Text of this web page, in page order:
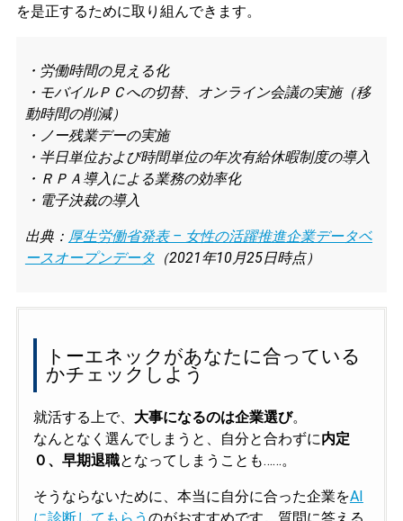
を是正するために取り組んできます。
・労働時間の見える化
・モバイルＰＣへの切替、オンライン会議の実施（移
動時間の削減）
・ノー残業デーの実施
・半日単位および時間単位の年次有給休暇制度の導入
・ＲＰＡ導入による業務の効率化
・電子決裁の導入
出典： 厚生労働省発表 – 女性の活躍推進企業データベ
ースオープンデータ（2021年10月25日時点）
トーエネックがあなたに合っている
かチェックしよう
就活する上で、 大事になるのは企業選び。
なんとなく選んでしまうと、自分と合わずに内定
０、早期退職となってしまうことも……。
そうならないために、本当に自分に合った企業をAI